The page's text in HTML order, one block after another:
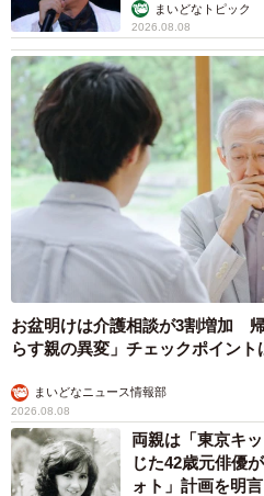
まいどなトピック
2026.08.08
お盆明けは介護相談が3割増加
らす親の異変」チェックポイント
まいどなニュース情報部
2026.08.08
両親は「東京キ
じた42歳元俳優
ォト」計画を明